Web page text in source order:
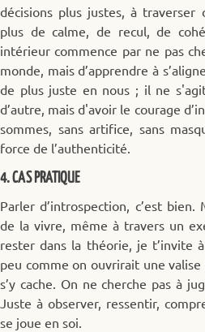
décisions plus justes, à traverser
plus de calme, de recul, de
intérieur commence par ne pas
monde, mais d’apprendre à
de plus juste en nous ; il ne
d’autre, mais d'avoir le courage
sommes, sans artifice, sans
force de l’authenticité.
4. CAS PRATIQUE
Parler d’introspection, c’est bien.
de la vivre, même à travers un
rester dans la théorie, je t’invite
peu comme on ouvrirait une
s’y cache. On ne cherche pas à
Juste à observer, ressentir,
se joue en soi.